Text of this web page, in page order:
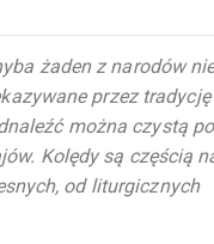
żaden z narodów
przez tradycję
można czystą
Kolędy są częścią
od liturgicznych